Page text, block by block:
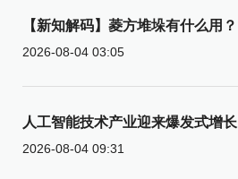
【新知解码】菱方堆垛有什么用？
2026-08-04 03:05
人工智能技术产业迎来爆发式增长
2026-08-04 09:31